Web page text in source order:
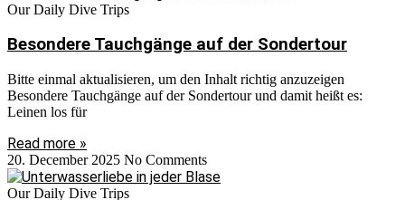
Our Daily Dive Trips
Besondere Tauchgänge auf der Sondertour
Bitte einmal aktualisieren, um den Inhalt richtig anzuzeigen
Besondere Tauchgänge auf der Sondertour und damit heißt es:
Leinen los für
Read more »
20. December 2025 No Comments
Our Daily Dive Trips